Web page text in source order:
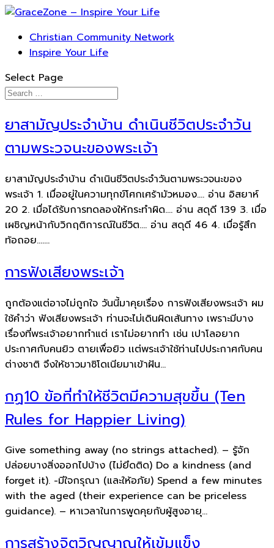
Christian Community Network
Inspire Your Life
Select Page
ยาสามัญประจำบ้าน ดำเนินชีวิตประจำวัน
ตามพระวจนะของพระเจ้า
ยาสามัญประจำบ้าน ดำเนินชีวิตประจำวันตามพระวจนะของ
พระเจ้า 1. เมื่ออยู่ในความทุกข์โศกเศร้ามัวหมอง…. อ่าน อิสยาห์
20 2. เมื่อได้รับการทดลองให้กระทำผิด…. อ่าน สดุดี 139 3. เมื่อ
เผชิญหน้ากับวิกฤติการณ์ในชีวิต…. อ่าน สดุดี 46 4. เมื่อรู้สึก
ท้อถอย…....
การฟังเสียงพระเจ้า
ถูกต้องแต่อาจไม่ถูกใจ วันนี้มาคุยเรื่อง การฟังเสียงพระเจ้า ผม
ใช้คำว่า ฟังเสียงพระเจ้า ท่านจะไม่เดินผิดเส้นทาง เพราะมีบาง
เรื่องที่พระเจ้าอยากทำแต่ เราไม่อยากทำ เช่น เปาโลอยาก
ประกาศกับคนยิว ตายเพื่อยิว เเต่พระเจ้าใช้ท่านไปประกาศกับคน
ต่างชาติ จึงให้ชาวมาซิโดเนียมาเข้าฝัน...
กฏ10 ข้อที่ทำให้ชีวิตมีความสุขขึ้น (Ten
Rules for Happier Living)
Give something away (no strings attached). – รู้จัก
ปล่อยบางสิ่งออกไปบ้าง (ไม่ยึดติด) Do a kindness (and
forget it). -มีใจกรุณา (และให้อภัย) Spend a few minutes
with the aged (their experience can be priceless
guidance). – หาเวลาในการพูดคุยกับผู้สูงอายุ...
การสร้างจิตวิญญาณให้เข้มแข็ง